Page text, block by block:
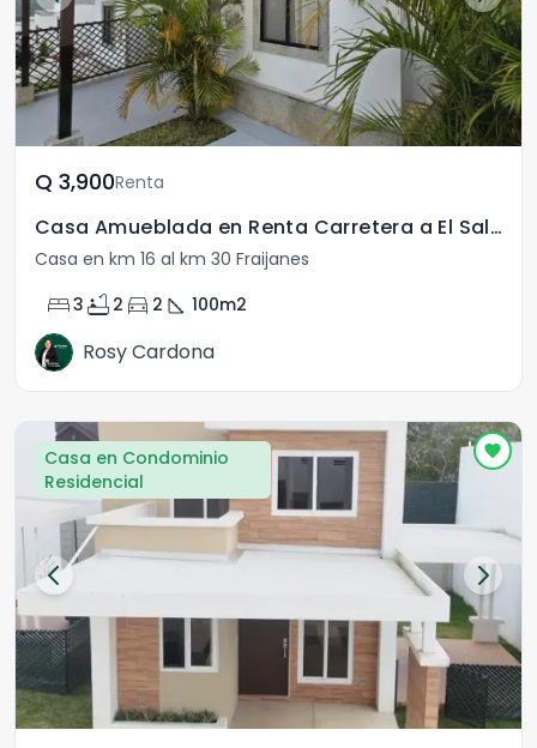
Q	3,900Renta
Casa Amueblada en Renta Carretera a El Salvador Sata Fe
Casa en km 16 al km 30 Fraijanes
bed3 bathtub 2 directions_car 2 square_foot 100m2
Rosy Cardona
Casa en Condominio
Residencial